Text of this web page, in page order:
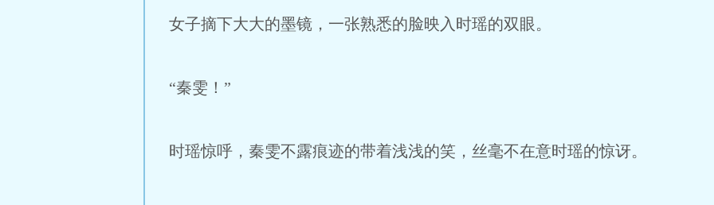
女子摘下大大的墨镜，一张熟悉的脸映入时瑶的双眼。
“秦雯！”
时瑶惊呼，秦雯不露痕迹的带着浅浅的笑，丝毫不在意时瑶的惊讶。